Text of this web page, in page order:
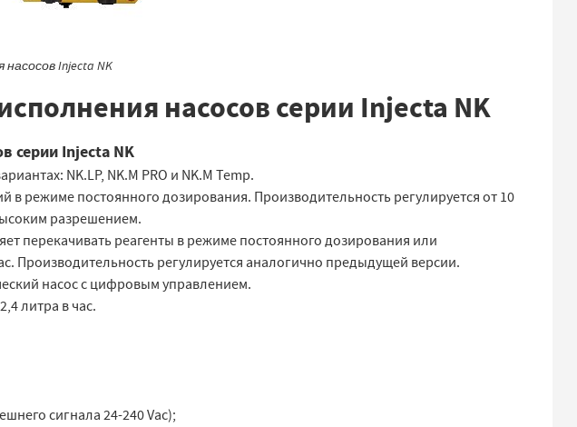
Injecta NK
насосов серии Injecta NK
серии Injecta NK
NK.LP, NK.M PRO и NK.M Temp.
в режиме постоянного дозирования. Производительность регулируется от 10
разрешением.
перекачивать реагенты в режиме постоянного дозирования или
Производительность регулируется аналогично предыдущей версии.
насос с цифровым управлением.
литра в час.
сигнала 24-240 Vac);